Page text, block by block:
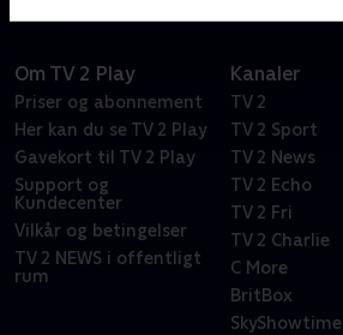
Om TV 2 Play
Priser og abonnement
Her kan du se TV 2 Play
Gavekort til TV 2 Play
Support og
Kundecenter
Vilkår og betingelser
TV 2 NEWS i offentligt
rum
Kanaler
TV 2
TV 2 Sport
TV 2 News
TV 2 Echo
TV 2 Fri
TV 2 Charlie
C More
BritBox
SkyShowtime